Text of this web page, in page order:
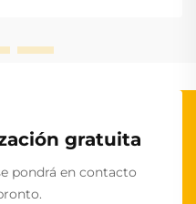
gratuita
pondrá en contacto